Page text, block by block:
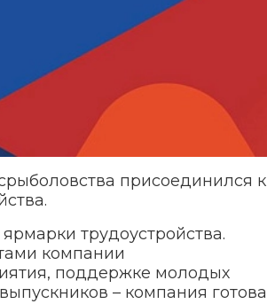
присоединился к
трудоустройства.
компании
поддержке молодых
– компания готова